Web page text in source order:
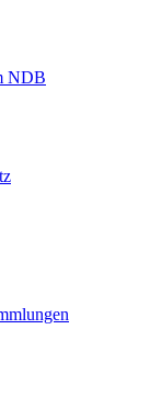
NDB